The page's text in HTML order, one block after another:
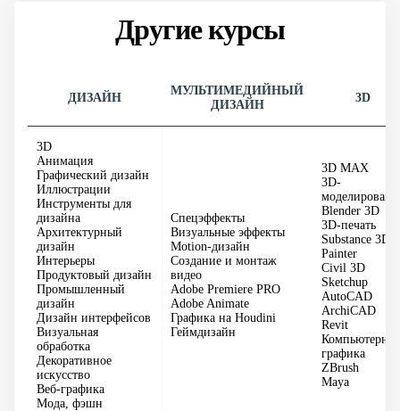
Другие курсы
ДИЗАЙН
МУЛЬТИМЕДИЙНЫЙ
ДИЗАЙН
3D
3D
Анимация
Графический дизайн
Иллюстрации
Инструменты для
дизайна
Архитектурный
дизайн
Интерьеры
Продуктовый дизайн
Промышленный
дизайн
Дизайн интерфейсов
Визуальная
обработка
Декоративное
искусство
Веб-графика
Мода, фэшн
Спецэффекты
Визуальные эффекты
Motion-дизайн
Создание и монтаж
видео
Adobe Premiere PRO
Adobe Animate
Графика на Houdini
Геймдизайн
3D MAX
3D-
Blender 3D
3D-печать
Substance 3D
Painter
Civil 3D
Sketchup
AutoCAD
ArchiCAD
Revit
Компьютерная
графика
ZBrush
Maya